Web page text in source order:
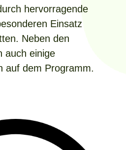
hervorragende
Einsatz
Neben den
auch einige
auf dem Programm.